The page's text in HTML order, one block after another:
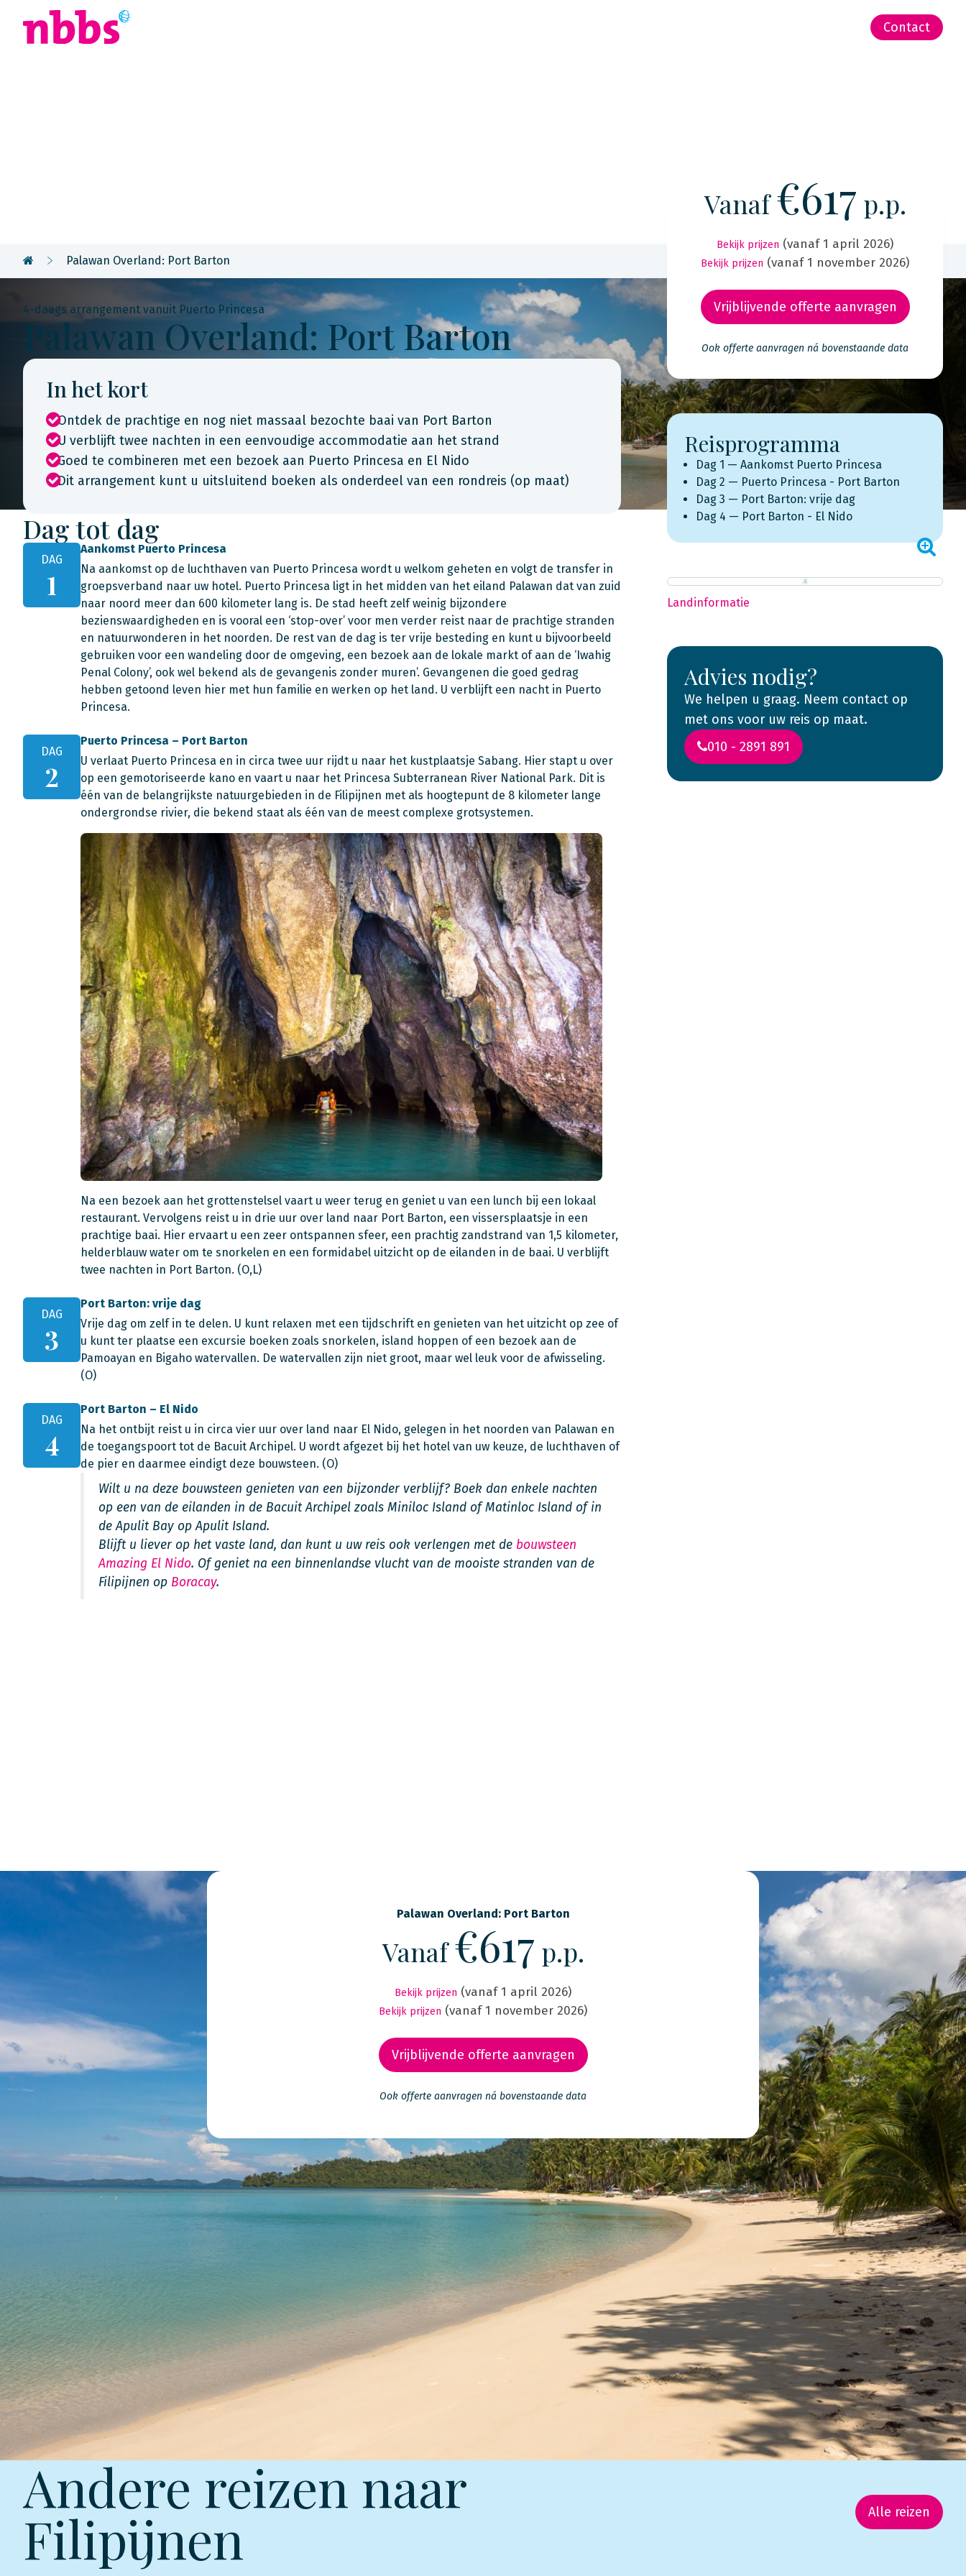
Contact
Palawan Overland: Port Barton
4-daags arrangement vanuit Puerto Princesa
Palawan Overland: Port Barton
In het kort
Ontdek de prachtige en nog niet massaal bezochte baai van Port Barton
U verblijft twee nachten in een eenvoudige accommodatie aan het strand
Goed te combineren met een bezoek aan Puerto Princesa en El Nido
Dit arrangement kunt u uitsluitend boeken als onderdeel van een rondreis (op maat)
Dag tot dag
DAG
1
Aankomst Puerto Princesa
Na aankomst op de luchthaven van Puerto Princesa wordt u welkom geheten en volgt de transfer in
groepsverband naar uw hotel. Puerto Princesa ligt in het midden van het eiland Palawan dat van zuid
naar noord meer dan 600 kilometer lang is. De stad heeft zelf weinig bijzondere
bezienswaardigheden en is vooral een ‘stop-over’ voor men verder reist naar de prachtige stranden
en natuurwonderen in het noorden. De rest van de dag is ter vrije besteding en kunt u bijvoorbeeld
gebruiken voor een wandeling door de omgeving, een bezoek aan de lokale markt of aan de ‘Iwahig
Penal Colony’, ook wel bekend als de gevangenis zonder muren’. Gevangenen die goed gedrag
hebben getoond leven hier met hun familie en werken op het land. U verblijft een nacht in Puerto
Princesa.
DAG
2
Puerto Princesa – Port Barton
U verlaat Puerto Princesa en in circa twee uur rijdt u naar het kustplaatsje Sabang. Hier stapt u over
op een gemotoriseerde kano en vaart u naar het Princesa Subterranean River National Park. Dit is
één van de belangrijkste natuurgebieden in de Filipijnen met als hoogtepunt de 8 kilometer lange
ondergrondse rivier, die bekend staat als één van de meest complexe grotsystemen.
Na een bezoek aan het grottenstelsel vaart u weer terug en geniet u van een lunch bij een lokaal
restaurant. Vervolgens reist u in drie uur over land naar Port Barton, een vissersplaatsje in een
prachtige baai. Hier ervaart u een zeer ontspannen sfeer, een prachtig zandstrand van 1,5 kilometer,
helderblauw water om te snorkelen en een formidabel uitzicht op de eilanden in de baai. U verblijft
twee nachten in Port Barton. (O,L)
DAG
3
Port Barton: vrije dag
Vrije dag om zelf in te delen. U kunt relaxen met een tijdschrift en genieten van het uitzicht op zee of
u kunt ter plaatse een excursie boeken zoals snorkelen, island hoppen of een bezoek aan de
Pamoayan en Bigaho watervallen. De watervallen zijn niet groot, maar wel leuk voor de afwisseling.
(O)
DAG
4
Port Barton – El Nido
Na het ontbijt reist u in circa vier uur over land naar El Nido, gelegen in het noorden van Palawan en
de toegangspoort tot de Bacuit Archipel. U wordt afgezet bij het hotel van uw keuze, de luchthaven of
de pier en daarmee eindigt deze bouwsteen. (O)
Wilt u na deze bouwsteen genieten van een bijzonder verblijf? Boek dan enkele nachten
op een van de eilanden in de Bacuit Archipel zoals Miniloc Island of Matinloc Island of in
de Apulit Bay op Apulit Island.
Blijft u liever op het vaste land, dan kunt u uw reis ook verlengen met de bouwsteen
Amazing El Nido. Of geniet na een binnenlandse vlucht van de mooiste stranden van de
Filipijnen op Boracay.
Vanaf€617 p.p.
Bekijk prijzen (vanaf 1 april 2026)
Bekijk prijzen (vanaf 1 november 2026)
Vrijblijvende offerte aanvragen
Ook offerte aanvragen ná bovenstaande data
Reisprogramma
Dag 1 — Aankomst Puerto Princesa
Dag 2 — Puerto Princesa - Port Barton
Dag 3 — Port Barton: vrije dag
Dag 4 — Port Barton - El Nido
Landinformatie
Advies nodig?
We helpen u graag. Neem contact op
met ons voor uw reis op maat.
010 - 2891 891
Palawan Overland: Port Barton
Vanaf€617 p.p.
Bekijk prijzen (vanaf 1 april 2026)
Bekijk prijzen (vanaf 1 november 2026)
Vrijblijvende offerte aanvragen
Ook offerte aanvragen ná bovenstaande data
Andere reizen naar
Filipijnen Alle reizen